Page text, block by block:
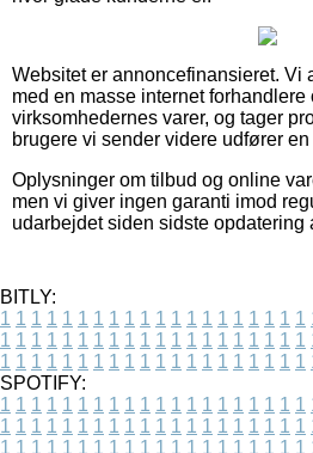
Websitet er annoncefinansieret. Vi
med en masse internet forhandlere
virksomhedernes varer, og tager
brugere vi sender videre udfører
Oplysninger om tilbud og online
men vi giver ingen garanti imod
udarbejdet siden sidste opdatering
BITLY:
1 1 1 1 1 1 1 1 1 1 1 1 1 1 1 1 1 1 1 1
1 1 1 1 1 1 1 1 1 1 1 1 1 1 1 1 1 1 1 1
1 1 1 1 1 1 1 1 1 1 1 1 1 1 1 1 1 1 1 1
SPOTIFY:
1 1 1 1 1 1 1 1 1 1 1 1 1 1 1 1 1 1 1 1
1 1 1 1 1 1 1 1 1 1 1 1 1 1 1 1 1 1 1 1
1 1 1 1 1 1 1 1 1 1 1 1 1 1 1 1 1 1 1 1